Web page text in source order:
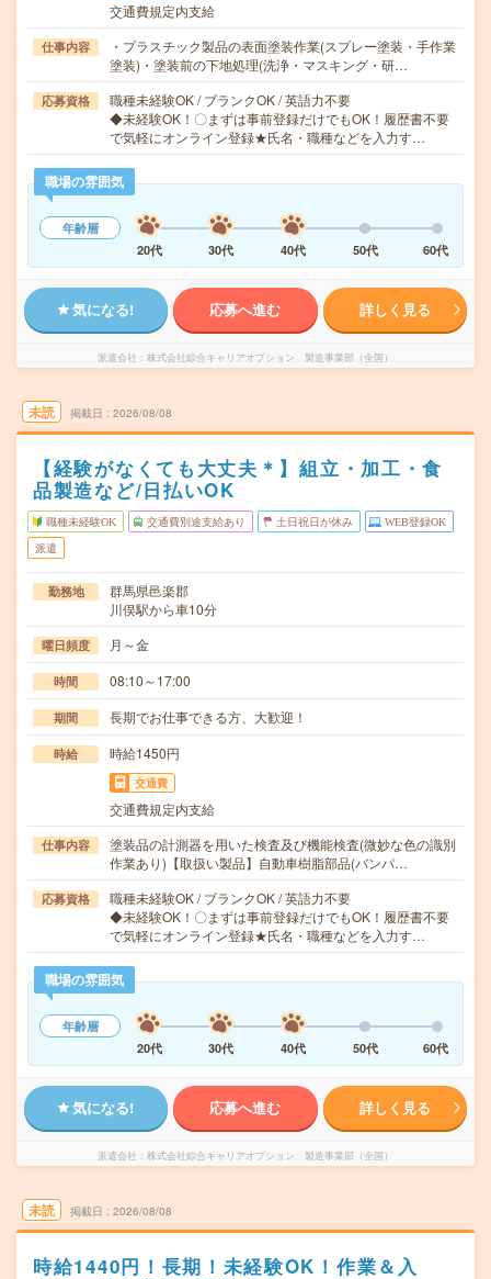
交通費規定内支給
仕事内容
・プラスチック製品の表面塗装作業(スプレー塗装・手作業
塗装)・塗装前の下地処理(洗浄・マスキング・研…
応募資格
職種未経験OK / ブランクOK / 英語力不要
◆未経験OK！〇まずは事前登録だけでもOK！履歴書不要
で気軽にオンライン登録★氏名・職種などを入力す…
職場の雰囲気
年齢層
20代
30代 40代 50代 60代
気になる! 応募へ進む 詳しく見る
派遣会社 株式会社綜合キャリアオプション 製造事業部（全国）
未読 掲載日 2026/08/08
【経験がなくても大丈夫＊】組立・加工・食
品製造など/日払いOK
職種未経験OK 交通費別途支給あり 土日祝日が休み WEB登録OK
派遣
勤務地
群馬県邑楽郡
川俣駅から車10分
曜日頻度 月～金
時間 08:10～17:00
期間 長期でお仕事できる方、大歓迎！
時給 時給1450円
交通費
交通費規定内支給
仕事内容
塗装品の計測器を用いた検査及び機能検査(微妙な色の識別
作業あり)【取扱い製品】自動車樹脂部品(バンパ…
応募資格
職種未経験OK / ブランクOK / 英語力不要
◆未経験OK！〇まずは事前登録だけでもOK！履歴書不要
で気軽にオンライン登録★氏名・職種などを入力す…
職場の雰囲気
年齢層
20代
30代 40代 50代 60代
気になる! 応募へ進む 詳しく見る
派遣会社 株式会社綜合キャリアオプション 製造事業部（全国）
未読 掲載日 2026/08/08
時給1440円！長期！未経験OK！作業＆入